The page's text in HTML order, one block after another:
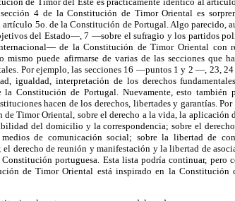
4 de la Constitución de Timor Oriental es
5o. de la Constitución de Portugal. Algo parecido,
del Estado—, 7 —sobre el sufragio y los partidos
de la Constitución de Timor Oriental con
mismo puede afirmarse de varias de las secciones que
Por ejemplo, las secciones 16 —puntos 1 y 2 —, 23,
igualdad, interpretación de los derechos
Constitución de Portugal. Nuevamente, esto también
hacen de los derechos, libertades y garantías.
Timor Oriental, sobre el derecho a la vida, la aplicación
del domicilio y la correspondencia; sobre el
de comunicación social; sobre la libertad de
derecho de reunión y manifestación y la libertad de
portuguesa. Esta lista podría continuar, pero
de Timor Oriental está inspirado en la Constitución